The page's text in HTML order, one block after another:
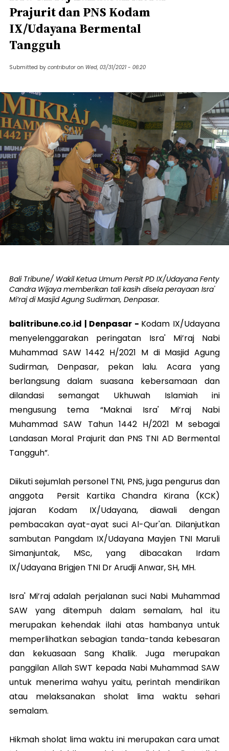
Prajurit dan PNS Kodam
IX/Udayana Bermental
Tangguh
Submitted by contributor on Wed, 03/31/2021 - 06:20
Bali Tribune/ Wakil Ketua Umum Persit PD IX/Udayana Fenty
Candra Wijaya memberikan tali kasih disela perayaan Isra'
Mi’raj di Masjid Agung Sudirman, Denpasar.
balitribune.co.id | Denpasar - Kodam IX/Udayana
menyelenggarakan peringatan Isra' Mi’raj Nabi
Muhammad SAW 1442 H/2021 M di Masjid Agung
Sudirman, Denpasar, pekan lalu. Acara yang
berlangsung dalam suasana kebersamaan dan
dilandasi semangat Ukhuwah Islamiah ini
mengusung tema “Maknai Isra' Mi’raj Nabi
Muhammad SAW Tahun 1442 H/2021 M sebagai
Landasan Moral Prajurit dan PNS TNI AD Bermental
Tangguh”.
Diikuti sejumlah personel TNI, PNS, juga pengurus dan
anggota Persit Kartika Chandra Kirana (KCK)
jajaran Kodam IX/Udayana, diawali dengan
pembacakan ayat-ayat suci Al-Qur'an. Dilanjutkan
sambutan Pangdam IX/Udayana Mayjen TNI Maruli
Simanjuntak, MSc, yang dibacakan Irdam
IX/Udayana Brigjen TNI Dr Arudji Anwar, SH, MH.
Isra' Mi’raj adalah perjalanan suci Nabi Muhammad
SAW yang ditempuh dalam semalam, hal itu
merupakan kehendak ilahi atas hambanya untuk
memperlihatkan sebagian tanda-tanda kebesaran
dan kekuasaan Sang Khalik. Juga merupakan
panggilan Allah SWT kepada Nabi Muhammad SAW
untuk menerima wahyu yaitu, perintah mendirikan
atau melaksanakan sholat lima waktu sehari
semalam.
Hikmah sholat lima waktu ini merupakan cara umat